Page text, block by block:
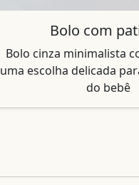
Bolo com
Bolo cinza minimalista
uma escolha delicada
do bebê